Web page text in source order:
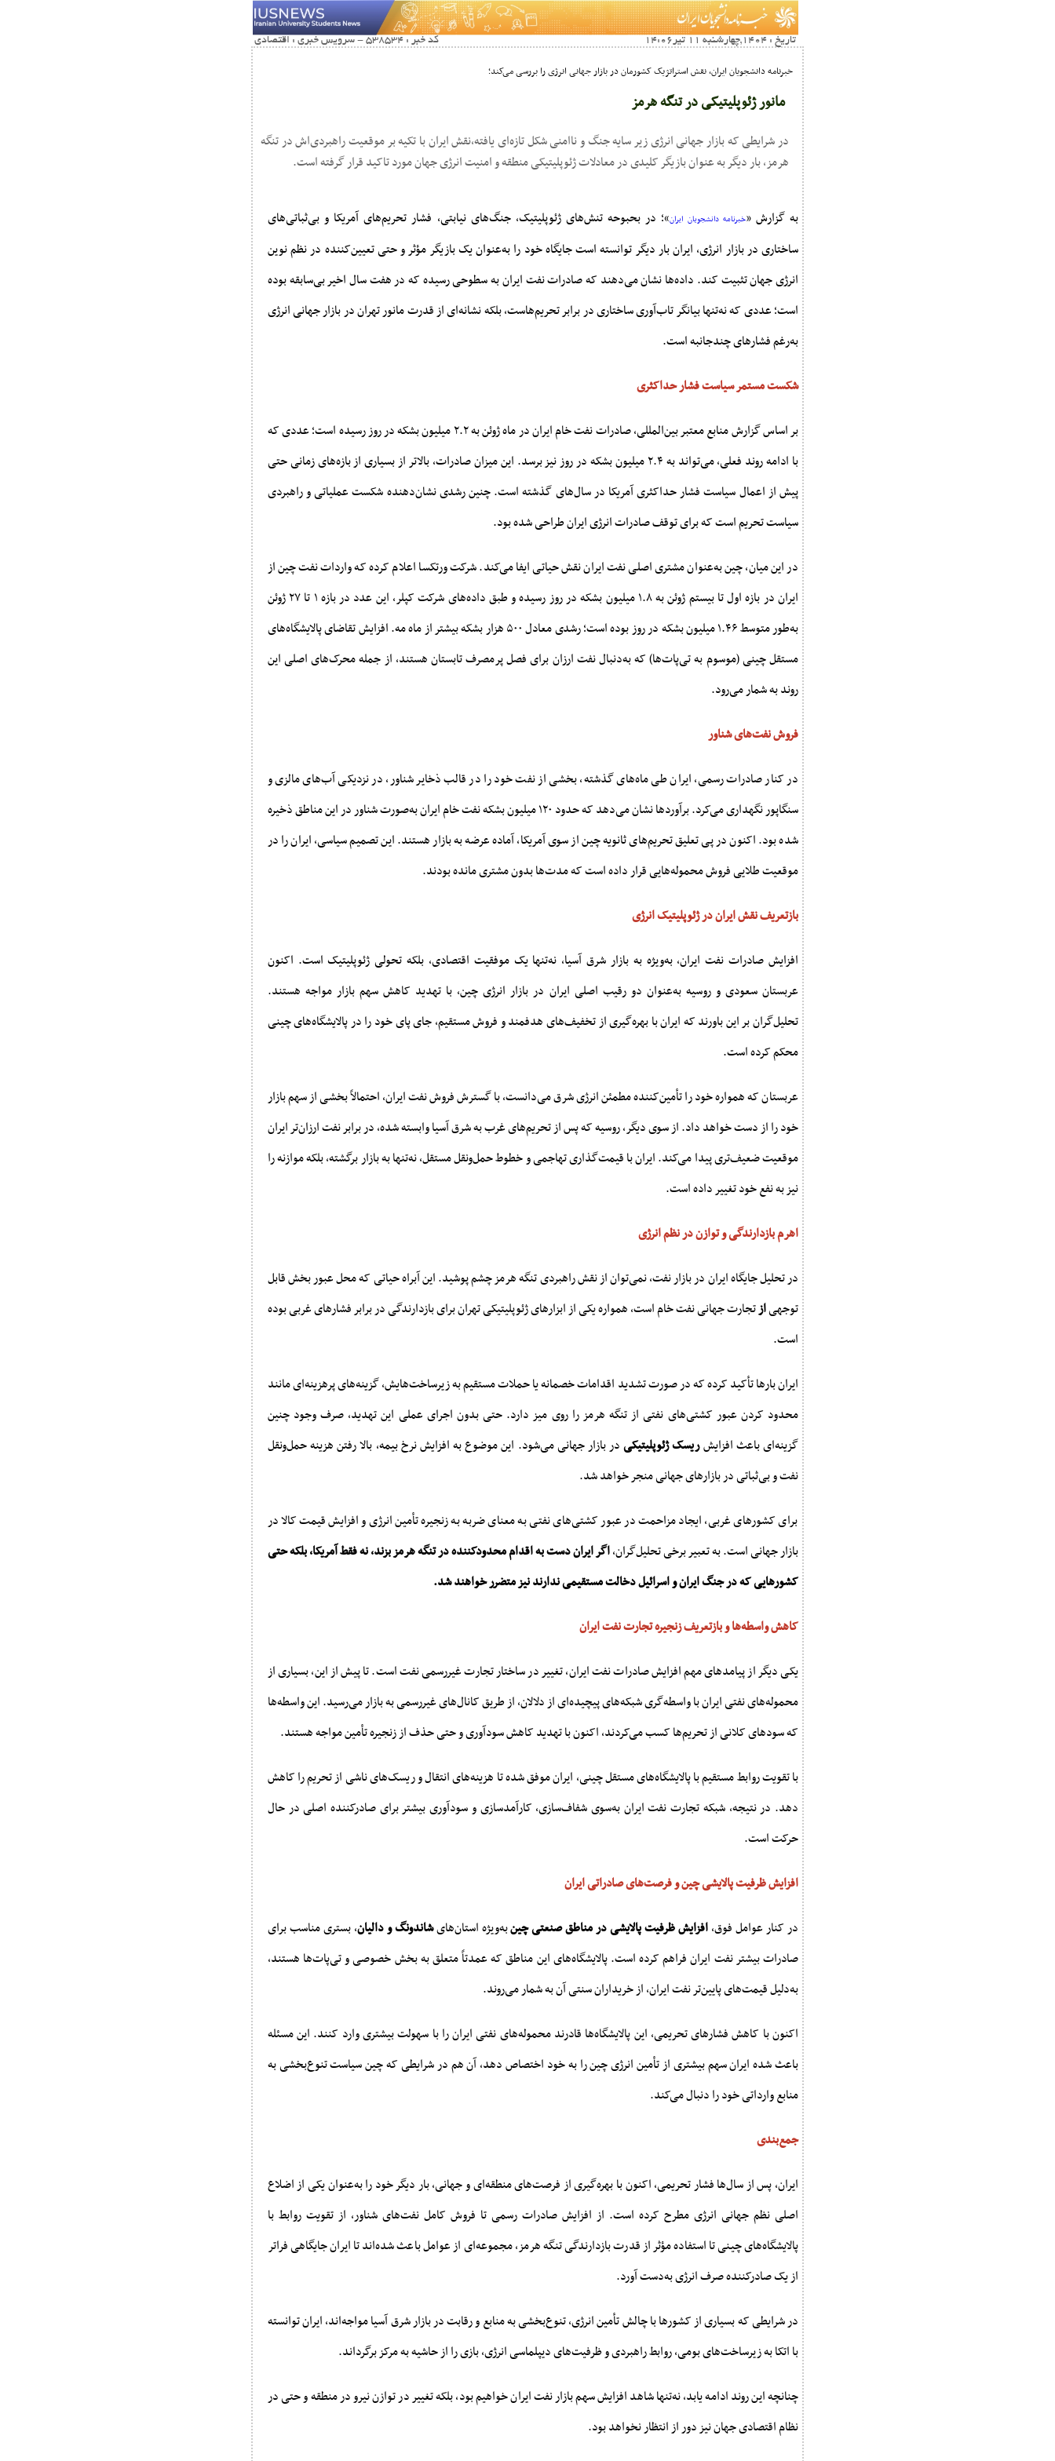
تاریخ : 1404,چهارشنبه 11 تير14:06 کد خبر : 538534 - سرویس خبری : اقتصادی
خبرنامه دانشجویان ایران، نقش استراتژیک کشورمان در بازار جهانی انرژی را بررسی می‌کند؛
مانور ژئوپلیتیکی در تنگه هرمز
در شرایطی که بازار جهانی انرژی زیر سایه جنگ و ناامنی شکل تازه‌ای یافته،نقش ایران با تکیه بر موقعیت راهبردی‌اش در تنگه
هرمز، بار دیگر به عنوان بازیگر کلیدی در معادلات ژئوپلیتیکی منطقه و امنیت انرژی جهان مورد تاکید قرار گرفته است.
به گزارش «خبرنامه دانشجویان ایران»؛ در بحبوحه تنش‌های ژئوپلیتیک، جنگ‌های نیابتی، فشار تحریم‌های آمریکا و بی‌ثباتی‌های
ساختاری در بازار انرژی، ایران بار دیگر توانسته است جایگاه خود را به‌عنوان یک بازیگر مؤثر و حتی تعیین‌کننده در نظم نوین
انرژی جهان تثبیت کند. داده‌ها نشان می‌دهند که صادرات نفت ایران به سطوحی رسیده که در هفت سال اخیر بی‌سابقه بوده
است؛ عددی که نه‌تنها بیانگر تاب‌آوری ساختاری در برابر تحریم‌هاست، بلکه نشانه‌ای از قدرت مانور تهران در بازار جهانی انرژی
به‌رغم فشارهای چندجانبه است.
شکست مستمر سیاست فشار حداکثری
بر اساس گزارش منابع معتبر بین‌المللی، صادرات نفت خام ایران در ماه ژوئن به ۲.۲ میلیون بشکه در روز رسیده است؛ عددی که
با ادامه روند فعلی، می‌تواند به ۲.۴ میلیون بشکه در روز نیز برسد. این میزان صادرات، بالاتر از بسیاری از بازه‌های زمانی حتی
پیش از اعمال سیاست فشار حداکثری آمریکا در سال‌های گذشته است. چنین رشدی نشان‌دهنده شکست عملیاتی و راهبردی
سیاست تحریم است که برای توقف صادرات انرژی ایران طراحی شده بود.
در این میان، چین به‌عنوان مشتری اصلی نفت ایران نقش حیاتی ایفا می‌کند. شرکت ورتکسا اعلام کرده که واردات نفت چین از
ایران در بازه اول تا بیستم ژوئن به ۱.۸ میلیون بشکه در روز رسیده و طبق داده‌های شرکت کپلر، این عدد در بازه ۱ تا ۲۷ ژوئن
به‌طور متوسط ۱.۴۶ میلیون بشکه در روز بوده است؛ رشدی معادل ۵۰۰ هزار بشکه بیشتر از ماه مه. افزایش تقاضای پالایشگاه‌های
مستقل چینی (موسوم به تی‌پات‌ها) که به‌دنبال نفت ارزان برای فصل پرمصرف تابستان هستند، از جمله محرک‌های اصلی این
روند به شمار می‌رود.
فروش نفت‌های شناور
در کنار صادرات رسمی، ایران طی ماه‌های گذشته، بخشی از نفت خود را در قالب ذخایر شناور، در نزدیکی آب‌های مالزی و
سنگاپور نگهداری می‌کرد. برآوردها نشان می‌دهد که حدود
۱۲۰ میلیون بشکه نفت خام ایران به‌صورت شناور در این مناطق ذخیره
شده بود. اکنون در پی تعلیق تحریم‌های ثانویه چین از سوی آمریکا، آماده عرضه به بازار هستند. این تصمیم سیاسی، ایران را در
موقعیت طلایی فروش محموله‌هایی قرار داده است که مدت‌ها بدون مشتری مانده بودند.
بازتعریف نقش ایران در ژئوپلیتیک انرژی
افزایش صادرات نفت ایران، به‌ویژه به بازار شرق آسیا، نه‌تنها یک موفقیت اقتصادی، بلکه تحولی ژئوپلیتیک است. اکنون
عربستان سعودی و روسیه به‌عنوان دو رقیب اصلی ایران در بازار انرژی چین، با تهدید کاهش سهم بازار مواجه هستند.
تحلیل‌گران بر این باورند که ایران با بهره‌گیری از تخفیف‌های هدفمند و فروش مستقیم، جای پای خود را در پالایشگاه‌های چینی
محکم کرده است.
عربستان که همواره خود را تأمین‌کننده مطمئن انرژی شرق می‌دانست، با گسترش فروش نفت ایران، احتمالاً بخشی از سهم بازار
خود را از دست خواهد داد. از سوی دیگر، روسیه که پس از تحریم‌های غرب به شرق آسیا وابسته شده، در برابر نفت ارزان‌تر ایران
موقعیت ضعیف‌تری پیدا می‌کند. ایران با قیمت‌گذاری تهاجمی و خطوط حمل‌ونقل مستقل، نه‌تنها به بازار برگشته، بلکه موازنه را
نیز به نفع خود تغییر داده است.
اهرم بازدارندگی و توازن در نظم انرژی
در تحلیل جایگاه ایران در بازار نفت، نمی‌توان از نقش راهبردی تنگه هرمز چشم پوشید. این آبراه حیاتی که محل عبور بخش قابل
توجهیازتجارت جهانی نفت خام است، همواره یکی از ابزارهای ژئوپلیتیکی تهران برای بازدارندگی در برابر فشارهای غربی بوده
است.
ایران بارها تأکید کرده که در صورت تشدید اقدامات خصمانه یا حملات مستقیم به زیرساخت‌هایش، گزینه‌های پرهزینه‌ای مانند
محدود کردن عبور کشتی‌های نفتی از تنگه هرمز را روی میز دارد. حتی بدون اجرای عملی این تهدید، صرف وجود چنین
گزینه‌ای باعث افزایشریسک ژئوپلیتیکیدر بازار جهانی می‌شود. این موضوع به افزایش نرخ بیمه، بالا رفتن هزینه حمل‌ونقل
نفت و بی‌ثباتی در بازارهای جهانی منجر خواهد شد.
برای کشورهای غربی، ایجاد مزاحمت در عبور کشتی‌های نفتی به معنای ضربه به زنجیره تأمین انرژی و افزایش قیمت کالا در
بازار جهانی است. به تعبیر برخی تحلیل‌گران،اگر ایران دست به اقدام محدودکننده در تنگه هرمز بزند، نه فقط آمریکا، بلکه حتی
کشورهایی که در جنگ ایران و اسرائیل دخالت مستقیمی ندارند نیز متضرر خواهند شد.
کاهش واسطه‌ها و بازتعریف زنجیره تجارت نفت ایران
یکی دیگر از پیامدهای مهم افزایش صادرات نفت ایران، تغییر در ساختار تجارت غیررسمی نفت است. تا پیش از این، بسیاری از
محموله‌های نفتی ایران با واسطه‌گری شبکه‌های پیچیده‌ای از دلالان، از طریق کانال‌های غیررسمی به بازار می‌رسید. این واسطه‌ها
که سودهای کلانی از تحریم‌ها کسب می‌کردند، اکنون با تهدید کاهش سودآوری و حتی حذف از زنجیره تأمین مواجه هستند.
با تقویت روابط مستقیم با پالایشگاه‌های مستقل چینی، ایران موفق شده تا هزینه‌های انتقال و ریسک‌های ناشی از تحریم را کاهش
دهد. در نتیجه، شبکه تجارت نفت ایران به‌سوی شفاف‌سازی، کارآمدسازی و سودآوری بیشتر برای صادرکننده اصلی در حال
حرکت است.
افزایش ظرفیت پالایشی چین و فرصت‌های صادراتی ایران
در کنار عوامل فوق،افزایش ظرفیت پالایشی در مناطق صنعتی چینبه‌ویژه استان‌هایشاندونگ و دالیان، بستری مناسب برای
صادرات بیشتر نفت ایران فراهم کرده است. پالایشگاه‌های این مناطق که عمدتاً متعلق به بخش خصوصی و تی‌پات‌ها هستند،
به‌دلیل قیمت‌های پایین‌تر نفت ایران، از خریداران سنتی آن به شمار می‌روند.
اکنون با کاهش فشارهای تحریمی، این پالایشگاه‌ها قادرند محموله‌های نفتی ایران را با سهولت بیشتری وارد کنند. این مسئله
باعث شده ایران سهم بیشتری از تأمین انرژی چین را به خود اختصاص دهد، آن هم در شرایطی که چین سیاست تنوع‌بخشی به
منابع وارداتی خود را دنبال می‌کند.
جمع‌بندی
ایران، پس از سال‌ها فشار تحریمی، اکنون با بهره‌گیری از فرصت‌های منطقه‌ای و جهانی، بار دیگر خود را به‌عنوان یکی از اضلاع
اصلی نظم جهانی انرژی مطرح کرده است. از افزایش صادرات رسمی تا فروش کامل نفت‌های شناور، از تقویت روابط با
پالایشگاه‌های چینی تا استفاده مؤثر از قدرت بازدارندگی تنگه هرمز، مجموعه‌ای از عوامل باعث شده‌اند تا ایران جایگاهی فراتر
از یک صادرکننده صرف انرژی به‌دست آورد.
در شرایطی که بسیاری از کشورها با چالش تأمین انرژی، تنوع‌بخشی به منابع و رقابت در بازار شرق آسیا مواجه‌اند، ایران توانسته
با اتکا به زیرساخت‌های بومی، روابط راهبردی و ظرفیت‌های دیپلماسی انرژی، بازی را از حاشیه به مرکز برگرداند.
چنانچه این روند ادامه یابد، نه‌تنها شاهد افزایش سهم بازار نفت ایران خواهیم بود، بلکه تغییر در توازن نیرو در منطقه و حتی در
نظام اقتصادی جهان نیز دور از انتظار نخواهد بود.